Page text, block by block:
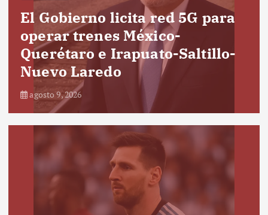
El Gobierno licita red 5G para
operar trenes México-
Querétaro e Irapuato-Saltillo-
Nuevo Laredo
agosto 9, 2026